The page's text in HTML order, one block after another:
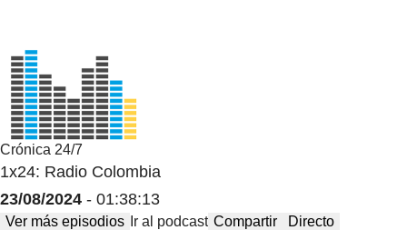
Crónica 24/7
1x24: Radio Colombia
23/08/2024 - 01:38:13
Ver más episodios Ir al podcast Compartir Directo